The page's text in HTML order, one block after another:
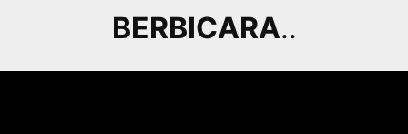
BERBICARA..